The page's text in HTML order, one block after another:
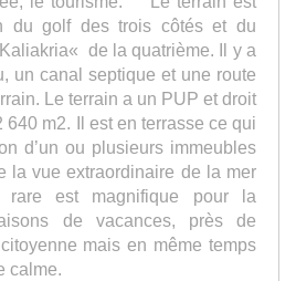
du golf des trois côtés et du
de la quatrième. Il y a
un canal septique et une route
Le terrain a un PUP et droit
640 m2. Il est en terrasse ce qui
d’un ou plusieurs immeubles
la vue extraordinaire de la mer
rare est magnifique pour la
de vacances, près de
mais en même temps
calme.